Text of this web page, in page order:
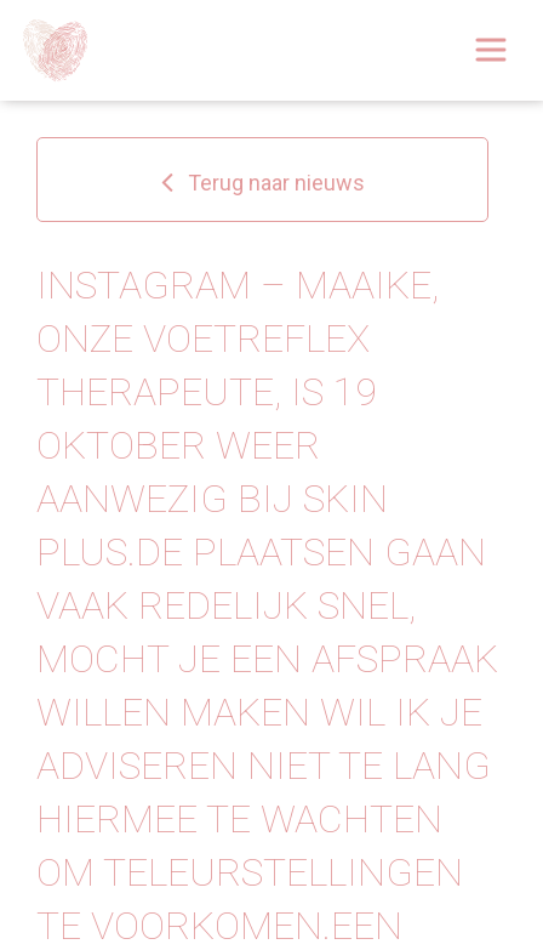
Over
Huidoplossingen
Behandelingen
Tarieven 2026
Blog
Webshop
Contact
Terug naar nieuws
INSTAGRAM – MAAIKE,
ONZE VOETREFLEX
THERAPEUTE, IS 19
OKTOBER WEER
AANWEZIG BIJ SKIN
PLUS.DE PLAATSEN GAAN
VAAK REDELIJK SNEL,
MOCHT JE EEN AFSPRAAK
WILLEN MAKEN WIL IK JE
ADVISEREN NIET TE LANG
HIERMEE TE WACHTEN
OM TELEURSTELLINGEN
TE VOORKOMEN.EEN